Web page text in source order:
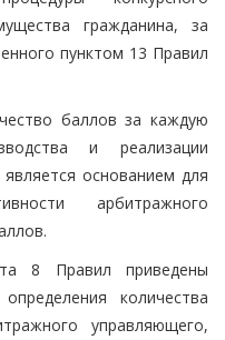
гражданина, за
пунктом 13 Правил
баллов за каждую
и реализации
основанием для
арбитражного
8 Правил приведены
количества
управляющего,